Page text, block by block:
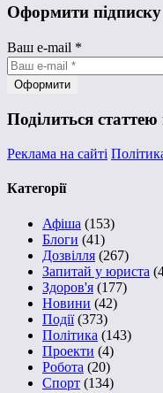
Оформити підписку
Ваш e-mail *
Поділиться
Реклама на сайті
Категорії
Афіша (153)
Блоги (41)
Дозвілля (267)
Запитай у юриста
Здоров'я (177)
Новини (42)
Події(373)
Політика (143)
Проекти (4)
Робота (20)
Спорт (134)